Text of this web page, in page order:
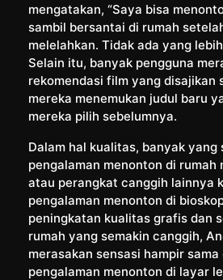
mengatakan, “Saya bisa
sambil bersantai di rumah
melelahkan. Tidak ada yang
Selain itu, banyak pengguna
rekomendasi film yang disajikan
mereka menemukan judul baru
mereka pilih sebelumnya.
Dalam hal kualitas, banyak yang
pengalaman menonton di rumah
atau perangkat canggih lainnya
pengalaman menonton di
peningkatan kualitas grafis dan
rumah yang semakin canggih,
merasakan sensasi hampir sama
pengalaman menonton di layar